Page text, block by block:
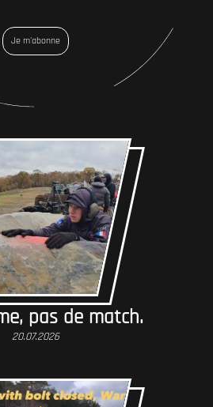
pas de match.
20.07.2026
Je m'abonne